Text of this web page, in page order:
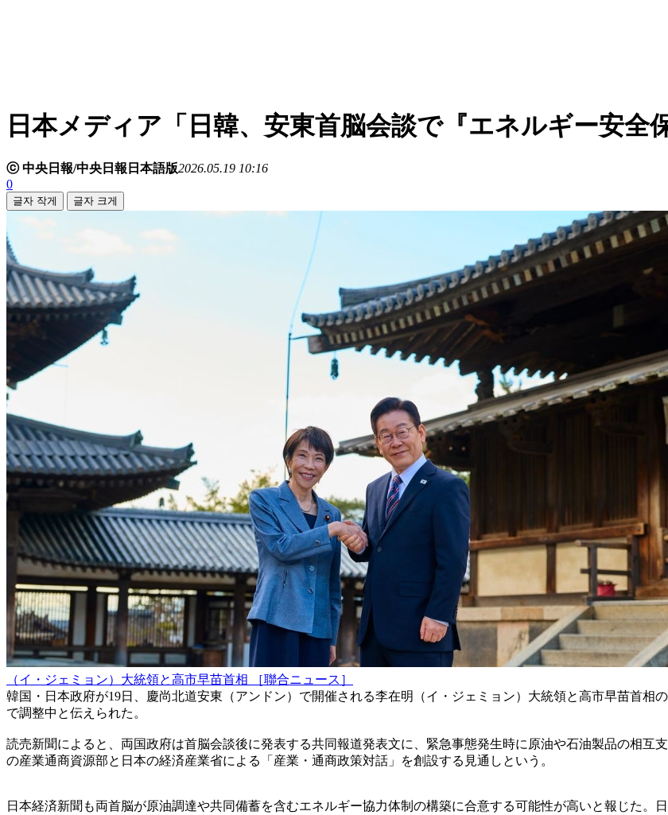
日本メディア「日韓、安東首脳会談で『エネルギー安全
ⓒ 中央日報/中央日報日本語版2026.05.19 10:16
0
글자 작게 글자 크게
（イ・ジェミョン）大統領と高市早苗首相 ［聯合ニュース］
韓国・日本政府が19日、慶尚北道安東（アンドン）で開催される李在明（イ・ジェミョン）大統領と高市早苗首相
で調整中と伝えられた。
読売新聞によると、両国政府は首脳会談後に発表する共同報道発表文に、緊急事態発生時に原油や石油製品の相互
の産業通商資源部と日本の経済産業省による「産業・通商政策対話」を創設する見通しという。
日本経済新聞も両首脳が原油調達や共同備蓄を含むエネルギー協力体制の構築に合意する可能性が高いと報じた。